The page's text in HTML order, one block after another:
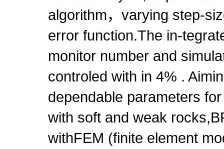
algorithm，varying step-
error function.The in-
monitor number and
controled with in 4% .
dependable parameters
with soft and weak
withFEM (finite element